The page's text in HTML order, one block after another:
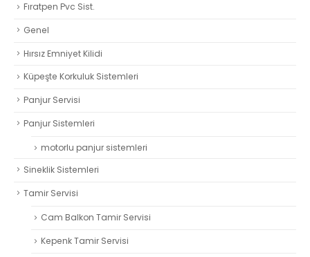
Fıratpen Pvc Sist.
Genel
Hırsız Emniyet Kilidi
Küpeşte Korkuluk Sistemleri
Panjur Servisi
Panjur Sistemleri
motorlu panjur sistemleri
Sineklik Sistemleri
Tamir Servisi
Cam Balkon Tamir Servisi
Kepenk Tamir Servisi